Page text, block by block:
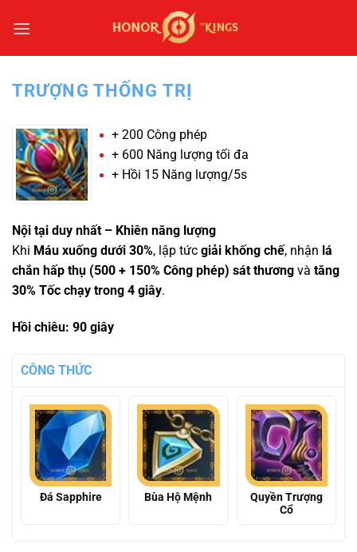
qua
TRƯỢNG THỐNG TRỊ
+ 200 Công phép
+ 600 Năng lượng tối đa
+ Hồi 15 Năng lượng/5s
Nội tại duy nhất – Khiên năng lượng
Khi Máu xuống dưới 30%, lập tức giải khống chế, nhận lá
chắn hấp thụ (500 + 150% Công phép) sát thương và tăng
30% Tốc chạy trong 4 giây.
Hồi chiêu: 90 giây
CÔNG THỨC
Đá Sapphire Bùa Hộ Mệnh
Quyền Trượng
Cổ